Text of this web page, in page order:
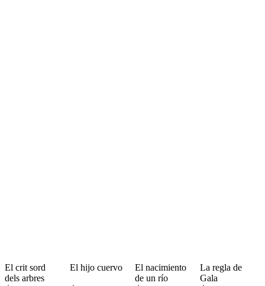
El crit sord
dels arbres
El hijo cuervo
El nacimiento
de un río
La regla de
Gala